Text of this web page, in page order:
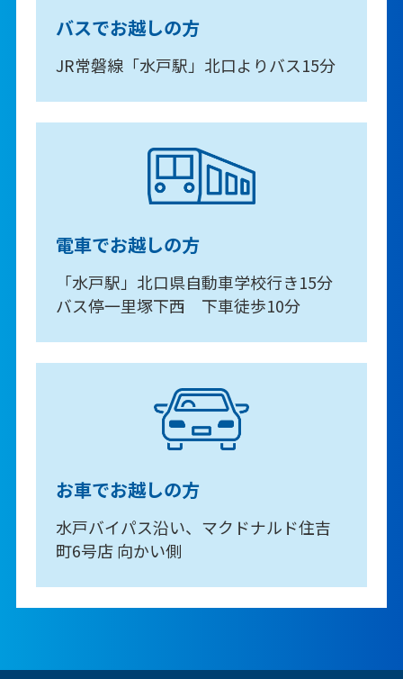
バスでお越しの方
JR常磐線「水戸駅」北口よりバス15分
電車でお越しの方
「水戸駅」北口県自動車学校行き15分
バス停一里塚下西 下車徒歩10分
お車でお越しの方
水戸バイパス沿い、マクドナルド住吉
町6号店 向かい側